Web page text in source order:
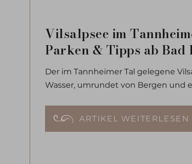
Vilsalpsee im
Parken & Tipps ab
Der im Tannheimer Tal gelegene
Wasser, umrundet von Bergen und
ARTIKEL WEITERLESEN